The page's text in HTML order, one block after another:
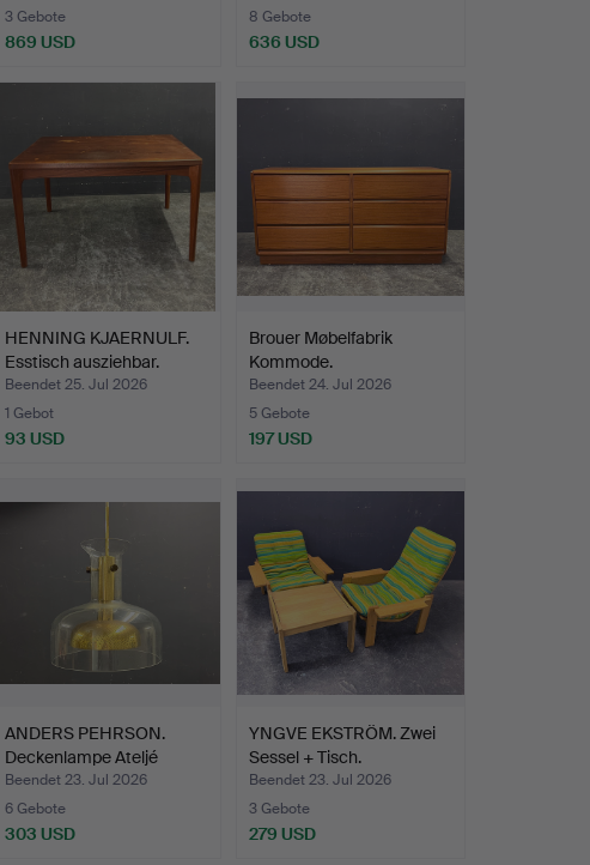
3 Gebote
869 USD
8 Gebote
636 USD
HENNING KJAERNULF.
Esstisch ausziehbar.
Beendet 25. Jul 2026
1 Gebot
93 USD
Brouer Møbelfabrik
Kommode.
Beendet 24. Jul 2026
5 Gebote
197 USD
ANDERS PEHRSON.
Deckenlampe Ateljé
Lyktan.
Beendet 23. Jul 2026
6 Gebote
303 USD
YNGVE EKSTRÖM. Zwei
Sessel + Tisch.
Beendet 23. Jul 2026
3 Gebote
279 USD